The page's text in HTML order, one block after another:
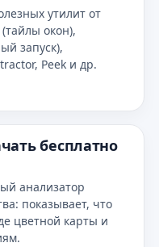
утилит от
окон),
запуск),
Peek и др.
бесплатно
анализатор
показывает, что
цветной карты и